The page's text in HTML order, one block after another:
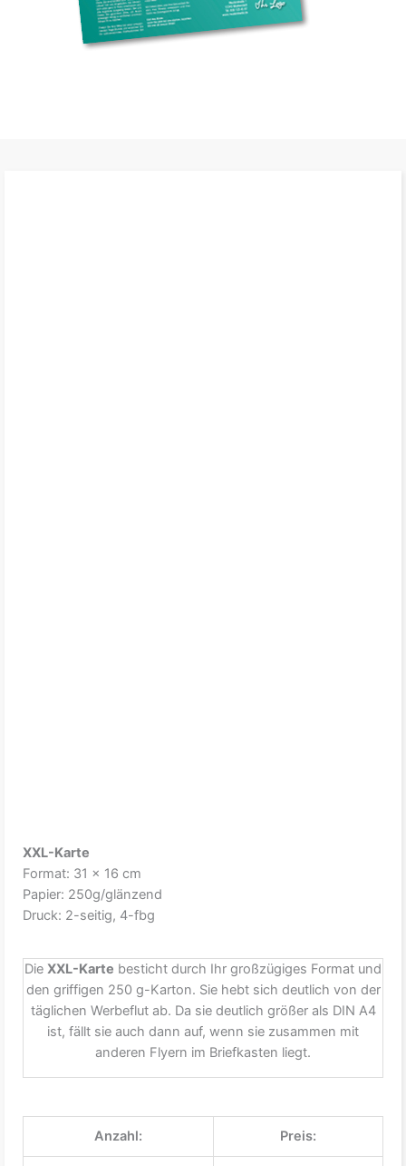
XXL-Karte
Format: 31 x 16 cm
Papier: 250g/glänzend
Druck: 2-seitig, 4-fbg
Die XXL-Karte besticht durch Ihr großzügiges Format und
den griffigen 250 g-Karton. Sie hebt sich deutlich von der
täglichen Werbeflut ab. Da sie deutlich größer als DIN A4
ist, fällt sie auch dann auf, wenn sie zusammen mit
anderen Flyern im Briefkasten liegt.
Anzahl: Preis: